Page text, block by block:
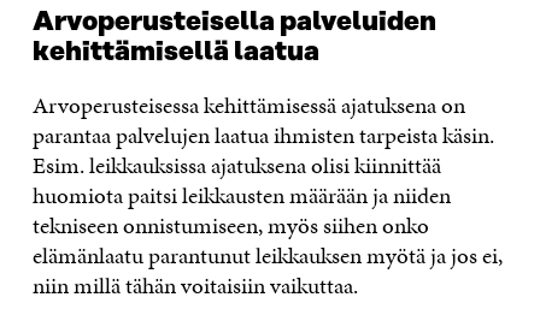
Arvoperusteisella palveluiden
kehittämisellä laatua
Arvoperusteisessa kehittämisessä ajatuksena on
parantaa palvelujen laatua ihmisten tarpeista käsin.
Esim. leikkauksissa ajatuksena olisi kiinnittää
huomiota paitsi leikkausten määrään ja niiden
tekniseen onnistumiseen, myös siihen onko
elämänlaatu parantunut leikkauksen myötä ja jos ei,
niin millä tähän voitaisiin vaikuttaa.